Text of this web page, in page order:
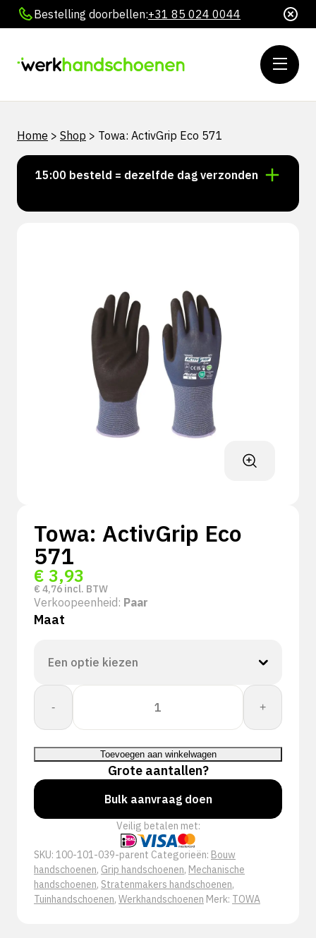
Bestelling doorbellen:+31 85 024 0044
Home > Shop > Towa: ActivGrip Eco 571
15:00 besteld = dezelfde dag verzonden
Towa: ActivGrip Eco
571
€ 3,93
€ 4,76 incl. BTW
Verkoopeenheid: Paar
Maat
-
Towa:
ActivGrip
Eco
571
aantal
+
Toevoegen aan winkelwagen
Grote aantallen?
Bulk aanvraag doen
Veilig betalen met:
SKU: 100-101-039-parent Categorieën: Bouw
handschoenen, Grip handschoenen, Mechanische
handschoenen, Stratenmakers handschoenen,
Tuinhandschoenen, Werkhandschoenen Merk: TOWA